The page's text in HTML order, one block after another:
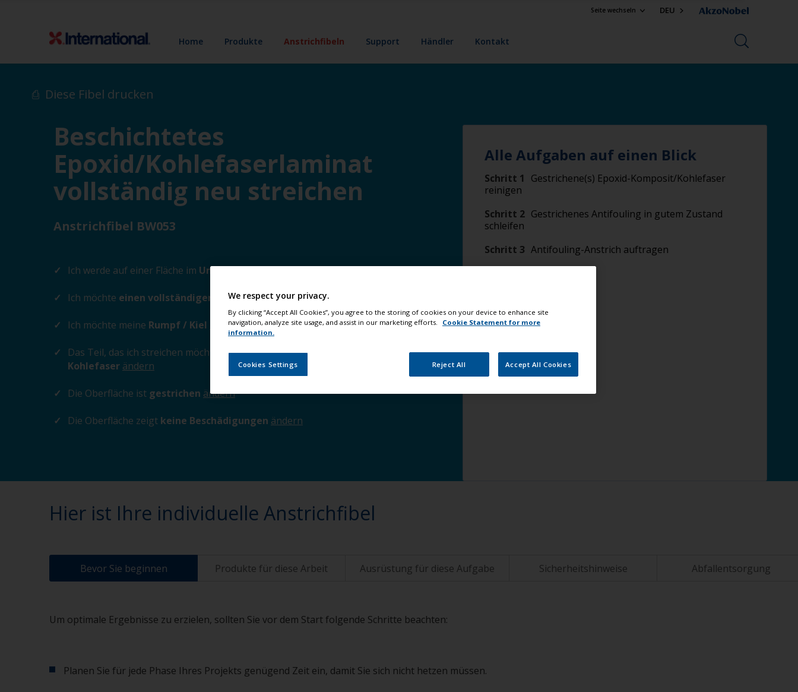
Seite wechseln DEU
Home Produkte Anstrichfibeln Support Händler Kontakt
Diese Fibel drucken
Beschichtetes
Epoxid/Kohlefaserlaminat
vollständig neu streichen
Anstrichfibel BW053
Ich werde auf einer Fläche im Unterwasserbereich arbeitenändern
Ich möchte einen vollständigen Anstrich oder Neuanstrich vornehmen
Ich möchte meine Rumpf / Kiel ändern
Das Teil, das ich streichen möchte, ist ausEpoxid-Verbundwerkstoff oder
Kohlefaser ändern
Die Oberfläche ist gestrichen ändern
Die Oberfläche zeigt keine Beschädigungen ändern
Alle Aufgaben auf einen Blick
Schritt 1
Gestrichene(s) Epoxid-Komposit/Kohlefaser
reinigen
Schritt 2 Gestrichenes Antifouling in gutem Zustand
schleifen
Schritt 3 Antifouling-Anstrich auftragen
Hier ist Ihre individuelle Anstrichfibel
Bevor Sie beginnen Produkte für diese Arbeit Ausrüstung für diese Aufgabe Sicherheitshinweise Abfallentsorgung
Um optimale Ergebnisse zu erzielen, sollten Sie vor dem Start folgende Schritte beachten:
Planen Sie für jede Phase Ihres Projekts genügend Zeit ein, damit Sie sich nicht hetzen müssen.
We respect your privacy.
By clicking “Accept All Cookies”, you agree to the storing of cookies on your device to enhance site
navigation, analyze site usage, and assist in our marketing efforts.
Cookie Statement for more
information.
Cookies Settings Reject All Accept All Cookies